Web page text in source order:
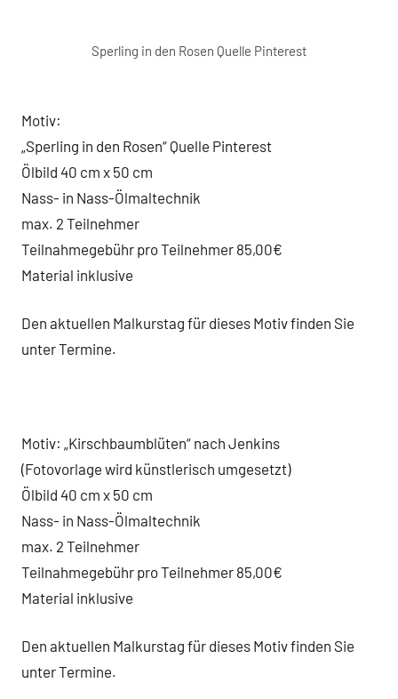
Sperling in den Rosen Quelle Pinterest
Motiv:
„Sperling in den Rosen“ Quelle Pinterest
Ölbild 40 cm x 50 cm
Nass- in Nass-Ölmaltechnik
max. 2 Teilnehmer
Teilnahmegebühr pro Teilnehmer 85,00€
Material inklusive
Den aktuellen Malkurstag für dieses Motiv finden Sie
unter Termine.
Motiv: „Kirschbaumblüten“ nach Jenkins
(Fotovorlage wird künstlerisch umgesetzt)
Ölbild 40 cm x 50 cm
Nass- in Nass-Ölmaltechnik
max. 2 Teilnehmer
Teilnahmegebühr pro Teilnehmer 85,00€
Material inklusive
Den aktuellen Malkurstag für dieses Motiv finden Sie
unter Termine.